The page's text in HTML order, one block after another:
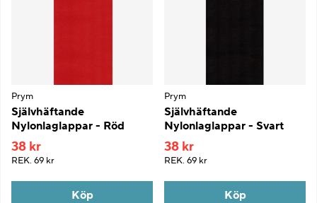
Prym
Självhäftande
Nylonlaglappar - Röd
38 kr
REK. 69 kr
Köp
Prym
Självhäftande
Nylonlaglappar - Svart
38 kr
REK. 69 kr
Köp